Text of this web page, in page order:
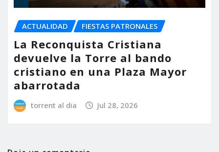
ACTUALIDAD FIESTAS PATRONALES
La Reconquista Cristiana
devuelve la Torre al bando
cristiano en una Plaza Mayor
abarrotada
torrent al dia Jul 28, 2026